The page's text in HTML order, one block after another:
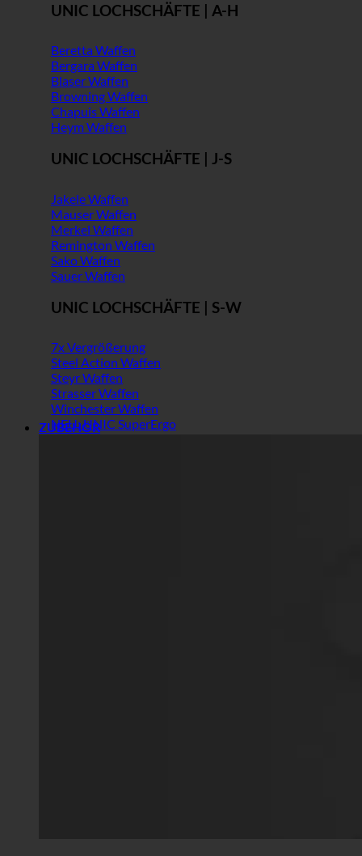
UNIC LOCHSCHÄFTE | A-H
Beretta Waffen
Bergara Waffen
Blaser Waffen
Browning Waffen
Chapuis Waffen
Heym Waffen
UNIC LOCHSCHÄFTE | J-S
Jakele Waffen
Mauser Waffen
Merkel Waffen
Remington Waffen
Sako Waffen
Sauer Waffen
UNIC LOCHSCHÄFTE | S-W
7x Vergrößerung
Steel Action Waffen
Steyr Waffen
Strasser Waffen
Winchester Waffen
NEU: UNIC SuperErgo
ZUBEHÖR